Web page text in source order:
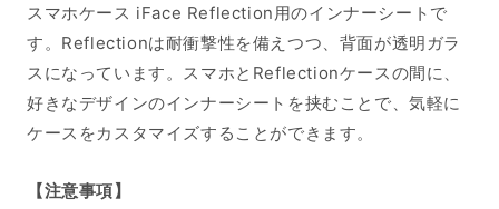
スマホケース iFace Reflection用のインナーシートで
す。Reflectionは耐衝撃性を備えつつ、背面が透明ガラ
スになっています。スマホとReflectionケースの間に、
好きなデザインのインナーシートを挟むことで、気軽に
ケースをカスタマイズすることができます。
【注意事項】